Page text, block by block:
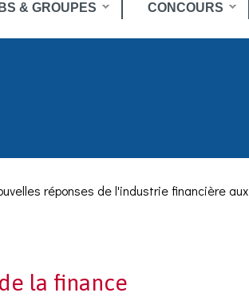
& GROUPES CONCOURS
réponses de l'industrie financière aux
la finance